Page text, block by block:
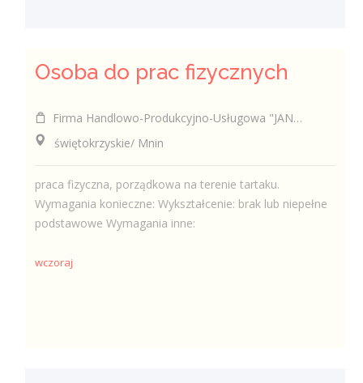
Osoba do prac fizycznych
Firma Handlowo-Produkcyjno-Usługowa "JAN-DREW" Krzysztof Kabała
świętokrzyskie/ Mnin
praca fizyczna, porządkowa na terenie tartaku.
Wymagania konieczne: Wykształcenie: brak lub niepełne
podstawowe Wymagania inne:
wczoraj